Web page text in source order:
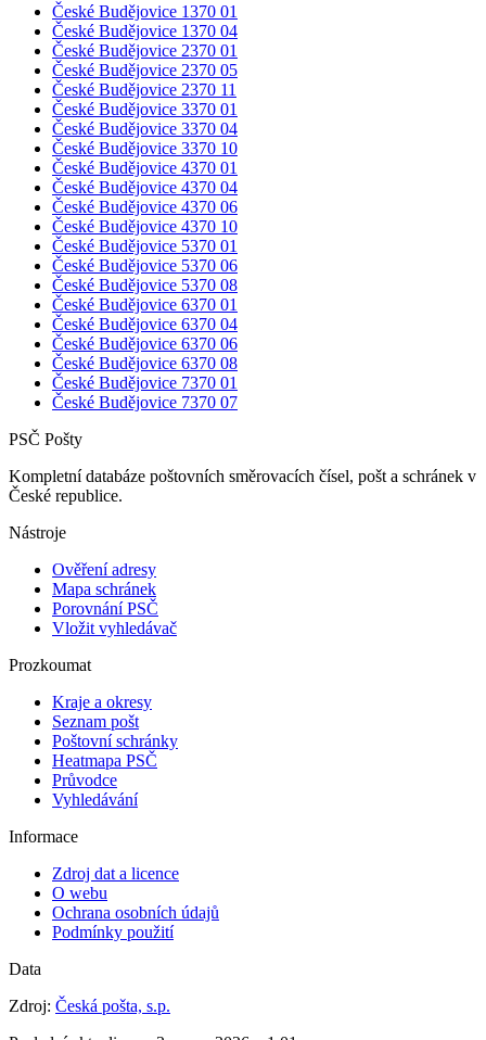
České Budějovice 1370 01
České Budějovice 1370 04
České Budějovice 2370 01
České Budějovice 2370 05
České Budějovice 2370 11
České Budějovice 3370 01
České Budějovice 3370 04
České Budějovice 3370 10
České Budějovice 4370 01
České Budějovice 4370 04
České Budějovice 4370 06
České Budějovice 4370 10
České Budějovice 5370 01
České Budějovice 5370 06
České Budějovice 5370 08
České Budějovice 6370 01
České Budějovice 6370 04
České Budějovice 6370 06
České Budějovice 6370 08
České Budějovice 7370 01
České Budějovice 7370 07
PSČ Pošty
Kompletní databáze poštovních směrovacích čísel, pošt a schránek v
České republice.
Nástroje
Ověření adresy
Mapa schránek
Porovnání PSČ
Vložit vyhledávač
Prozkoumat
Kraje a okresy
Seznam pošt
Poštovní schránky
Heatmapa PSČ
Průvodce
Vyhledávání
Informace
Zdroj dat a licence
O webu
Ochrana osobních údajů
Podmínky použití
Data
Zdroj: Česká pošta, s.p.